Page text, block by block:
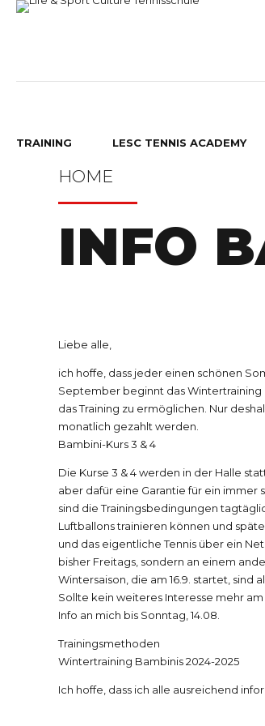
TRAINING
BAMBINI
MATCH
LESC TENNIS ACADEMY
HOME
INFO
Liebe alle,
ich hoffe, dass jeder einen schönen
September beginnt das Wintertraining
das Training zu ermöglichen. Nur
monatlich gezahlt werden.
Bambini-Kurs 3 & 4
Die Kurse 3 & 4 werden in der Halle
aber dafür eine Garantie für ein
sind die Trainingsbedingungen
Luftballons trainieren können und
und das eigentliche Tennis über ein
bisher Freitags, sondern an einem
Wintersaison, die am 16.9. startet, sind
Sollte kein weiteres Interesse mehr
Info an mich bis Sonntag, 14.08.
Trainingsmethoden
Wintertraining Bambinis 2024-2025
Ich hoffe, dass ich alle ausreichend